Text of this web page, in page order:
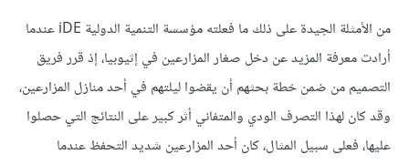
من الأمثلة الجيدة على ذلك ما فعلته مؤسسة التنمية الدولية iDE عندما
أرادت معرفة المزيد عن دخل صغار المزارعين في إثيوبيا، إذ قرر فريق
التصميم من ضمن خطة بحثهم أن يقضوا ليلتهم في أحد منازل المزارعين،
وقد كان لهذا التصرف الودي والمتفاني أثر كبير على النتائج التي حصلوا
عليها، فعلى سبيل المثال، كان أحد المزارعين شديد التحفظ عندما